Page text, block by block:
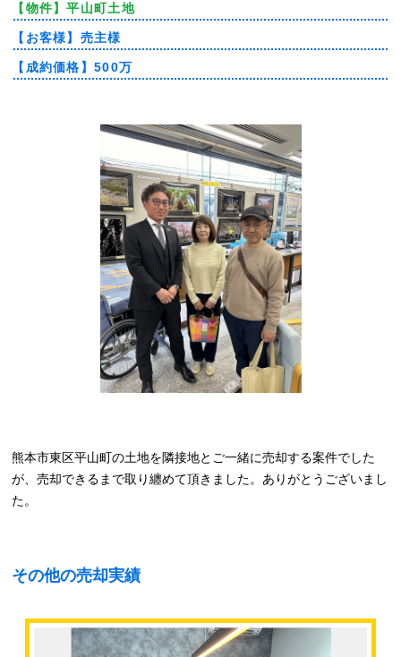
【物件】平山町土地
【お客様】 売主様
【成約価格】 500万
熊本市東区平山町の土地を隣接地とご一緒に売却する案件でした
が、売却できるまで取り纏めて頂きました。ありがとうございまし
た。
その他の売却実績